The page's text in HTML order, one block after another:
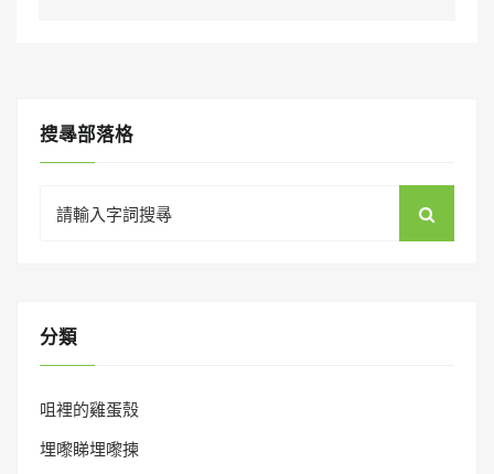
搜㝷部落格
for:
分類
咀裡的雞蛋殼
埋嚟睇埋嚟揀